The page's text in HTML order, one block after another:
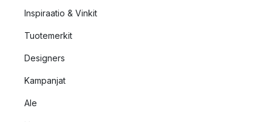
Inspiraatio & Vinkit
Tuotemerkit
Designers
Kampanjat
Ale